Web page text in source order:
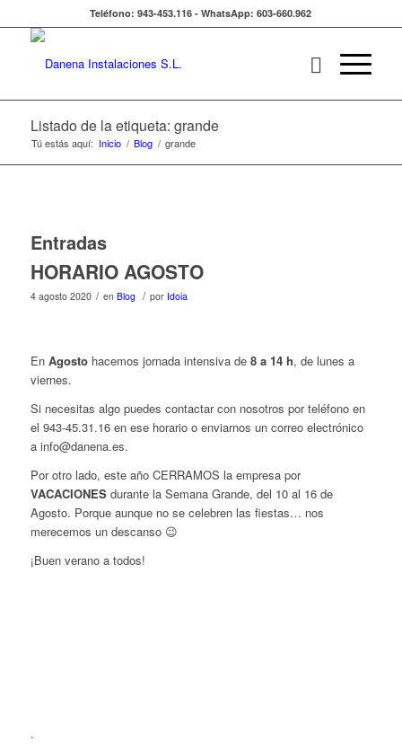
Teléfono: 943-453.116 - WhatsApp: 603-660.962
Listado de la etiqueta: grande
Tú estás aquí: Inicio / Blog / grande
Entradas
HORARIO AGOSTO
4 agosto 2020 / en Blog / por Idoia
EnAgostohacemos jornada intensiva de 8 a 14 h, de lunes a
viernes.
Si necesitas algo puedes contactar con nosotros por teléfono en
el 943-45.31.16 en ese horario o enviarnos un correo electrónico
a info@danena.es.
Por otro lado, este año CERRAMOS la empresa por
VACACIONESdurante la Semana Grande, del 10 al 16 de
Agosto. Porque aunque no se celebren las fiestas… nos
merecemos un descanso 😉
¡Buen verano a todos!
.